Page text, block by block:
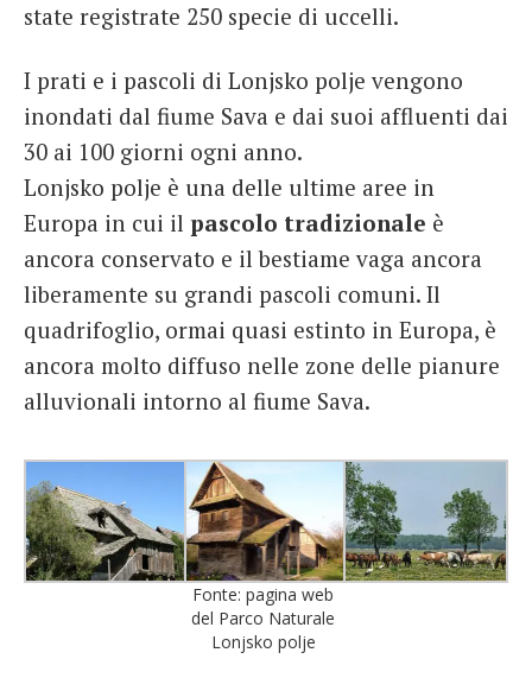
state registrate 250 specie di uccelli.
I prati e i pascoli di Lonjsko polje vengono
inondati dal fiume Sava e dai suoi affluenti dai
30 ai 100 giorni ogni anno.
Lonjsko polje è una delle ultime aree in
Europa in cui il pascolo tradizionale è
ancora conservato e il bestiame vaga ancora
liberamente su grandi pascoli comuni. Il
quadrifoglio, ormai quasi estinto in Europa, è
ancora molto diffuso nelle zone delle pianure
alluvionali intorno al fiume Sava.
Fonte: pagina web
del Parco Naturale
Lonjsko polje